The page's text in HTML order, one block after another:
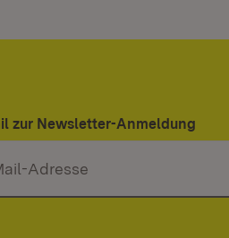
zur Newsletter-Anmeldung